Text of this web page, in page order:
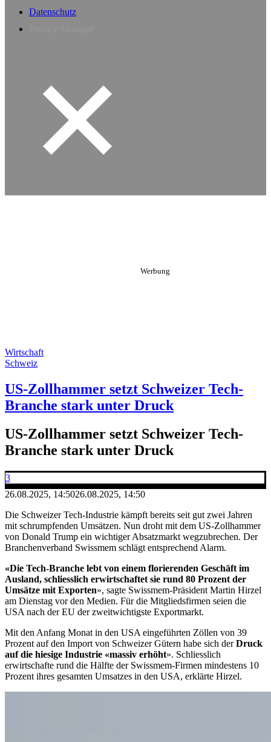
Datenschutz
Wirtschaft
Schweiz
US-Zollhammer setzt Schweizer Tech-
Branche stark unter Druck
US-Zollhammer setzt Schweizer Tech-
Branche stark unter Druck
3
26.08.2025, 14:5026.08.2025, 14:50
Die Schweizer Tech-Industrie kämpft bereits seit gut zwei Jahren
mit schrumpfenden Umsätzen. Nun droht mit dem US-Zollhammer
von Donald Trump ein wichtiger Absatzmarkt wegzubrechen. Der
Branchenverband Swissmem schlägt entsprechend Alarm.
«Die Tech-Branche lebt von einem florierenden Geschäft im
Ausland, schliesslich erwirtschaftet sie rund 80 Prozent der
Umsätze mit Exporten», sagte Swissmem-Präsident Martin Hirzel
am Dienstag vor den Medien. Für die Mitgliedsfirmen seien die
USA nach der EU der zweitwichtigste Exportmarkt.
Mit den Anfang Monat in den USA eingeführten Zöllen von 39
Prozent auf den Import von Schweizer Gütern habe sich derDruck
auf die hiesige Industrie «massiv erhöht». Schliesslich
erwirtschafte rund die Hälfte der Swissmem-Firmen mindestens 10
Prozent ihres gesamten Umsatzes in den USA, erklärte Hirzel.